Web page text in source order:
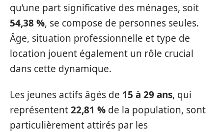
qu’une part significative des ménages, soit
54,38 %, se compose de personnes seules.
Âge, situation professionnelle et type de
location jouent également un rôle crucial
dans cette dynamique.
Les jeunes actifs âgés de 15 à 29 ans, qui
représentent22,81 % de la population, sont
particulièrement attirés par les